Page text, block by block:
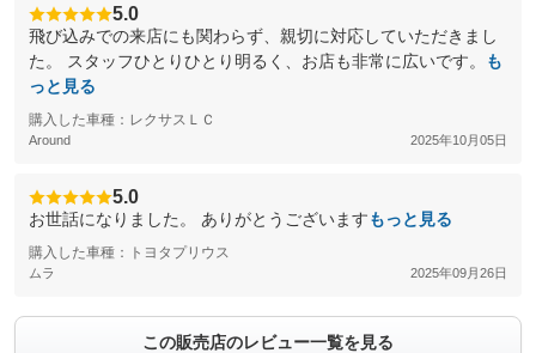
5.0
飛び込みでの来店にも関わらず、親切に対応していただきまし
た。 スタッフひとりひとり明るく、お店も非常に広いです。
も
っと見る
購入した車種：レクサスＬＣ
Around 2025年10月05日
5.0
お世話になりました。 ありがとうございますもっと見る
購入した車種：トヨタプリウス
ムラ 2025年09月26日
この販売店のレビュー一覧を見る